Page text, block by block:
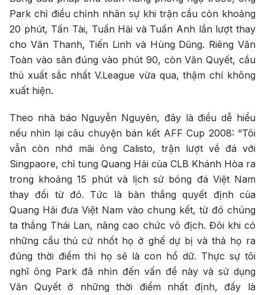
Park chỉ điều chỉnh nhân sự khi trận cầu còn khoảng
20 phút, Tấn Tài, Tuấn Hải và Tuấn Anh lần lượt thay
cho Văn Thanh, Tiến Linh và Hùng Dũng. Riêng Văn
Toàn vào sân đúng vào phút 90, còn Văn Quyết, cầu
thủ xuất sắc nhất V.League vừa qua, thậm chí không
xuất hiện.
Theo nhà báo Nguyễn Nguyên, đây là điều dễ hiểu
nếu nhìn lại câu chuyện bán kết AFF Cup 2008: “Tôi
vẫn còn nhớ mãi ông Calisto, trận lượt về đá với
Singpaore, chỉ tung Quang Hải của CLB Khánh Hòa ra
trong khoảng 15 phút và lịch sử bóng đá Việt Nam
thay đổi từ đó. Tức là bàn thắng quyết định của
Quang Hải đưa Việt Nam vào chung kết, từ đó chúng
ta thắng Thái Lan, nâng cao chức vô địch. Đôi khi có
những cầu thủ cứ nhốt họ ở ghế dự bị và thả họ ra
đúng thời điểm thì họ sẽ là con hổ dữ. Thực sự tôi
nghĩ ông Park đã nhìn đến vấn đề này và sử dụng
Văn Quyết ở những thời điểm nhất định, đấy là